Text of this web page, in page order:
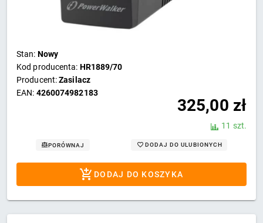
Stan: Nowy
Kod producenta: HR1889/70
Producent:Zasilacz
EAN: 4260074982183
325,00 zł
11 szt.
PORÓWNAJ DODAJ DO ULUBIONYCH
DODAJ DO KOSZYKA